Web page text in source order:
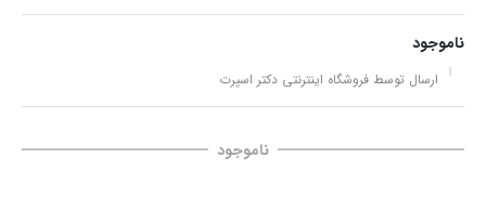
ناموجود
ارسال توسط فروشگاه اینترنتی دکتر اسپرت
ناموجود